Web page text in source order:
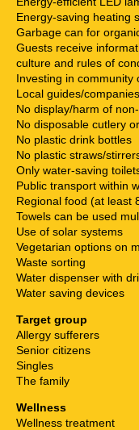
Energy-saving heating
Garbage can for
Guests receive
culture and rules of
Investing in community
Local guides/
No display/harm of
No disposable cutlery
No plastic drink bottles
No plastic straws/
Only water-saving
Public transport within
Regional food (at least
Towels can be used
Use of solar systems
Vegetarian options on
Waste sorting
Water dispenser with
Water saving devices
Target group
Allergy sufferers
Senior citizens
Singles
The family
Wellness
Wellness treatment